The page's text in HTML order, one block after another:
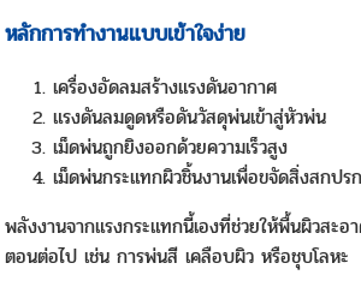
หลักการทำงานแบบเข้าใจง่าย
เครื่องอัดลมสร้างแรงดันอากาศ
แรงดันลมดูดหรือดันวัสดุพ่นเข้าสู่หัวพ่น
เม็ดพ่นถูกยิงออกด้วยความเร็วสูง
เม็ดพ่นกระแทกผิวชิ้นงานเพื่อขจัดสิ่งสกป
พลังงานจากแรงกระแทกนี้เองที่ช่วยให้พื้นผิวสะ
ตอนต่อไป เช่น การพ่นสี เคลือบผิว หรือชุบโลหะ